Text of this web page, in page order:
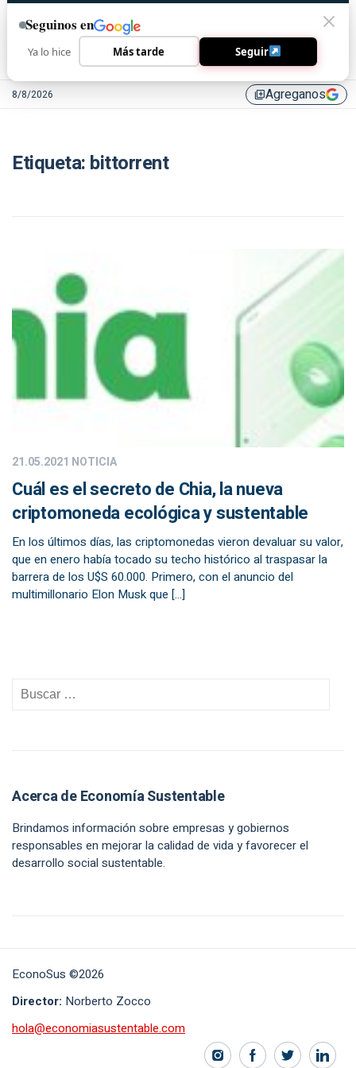
8/8/2026 library_addAgreganos
Etiqueta: bittorrent
21.05.2021 NOTICIA
Cuál es el secreto de Chia, la nueva
criptomoneda ecológica y sustentable
En los últimos días, las criptomonedas vieron devaluar su valor,
que en enero había tocado su techo histórico al traspasar la
barrera de los U$S 60.000. Primero, con el anuncio del
multimillonario Elon Musk que […]
Acerca de Economía Sustentable
Brindamos información sobre empresas y gobiernos
responsables en mejorar la calidad de vida y favorecer el
desarrollo social sustentable.
EconoSus ©2026
Director: Norberto Zocco
hola@economiasustentable.com
Seguinos en
Ya lo hice Más tarde Seguir